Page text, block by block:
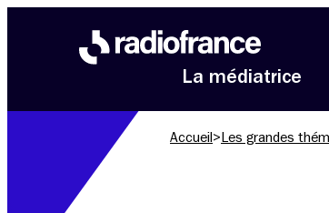
La médiatrice
Accueil > Les grandes